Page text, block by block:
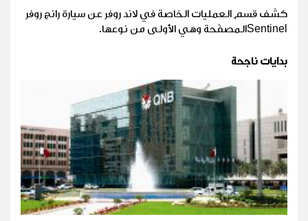
كشف قسم العمليات الخاصة في لاند روفر عن سيارة رانج روفر
Sentinelالمصفّحة وهي الأولى من نوعها.
بدايات ناجحة